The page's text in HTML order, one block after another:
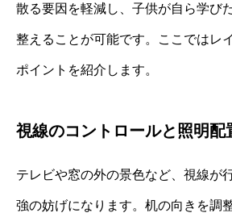
散る要因を軽減し、子供が自ら学び
整えることが可能です。ここではレ
ポイントを紹介します。
視線のコントロールと照明配
テレビや窓の外の景色など、視線が
強の妨げになります。机の向きを調